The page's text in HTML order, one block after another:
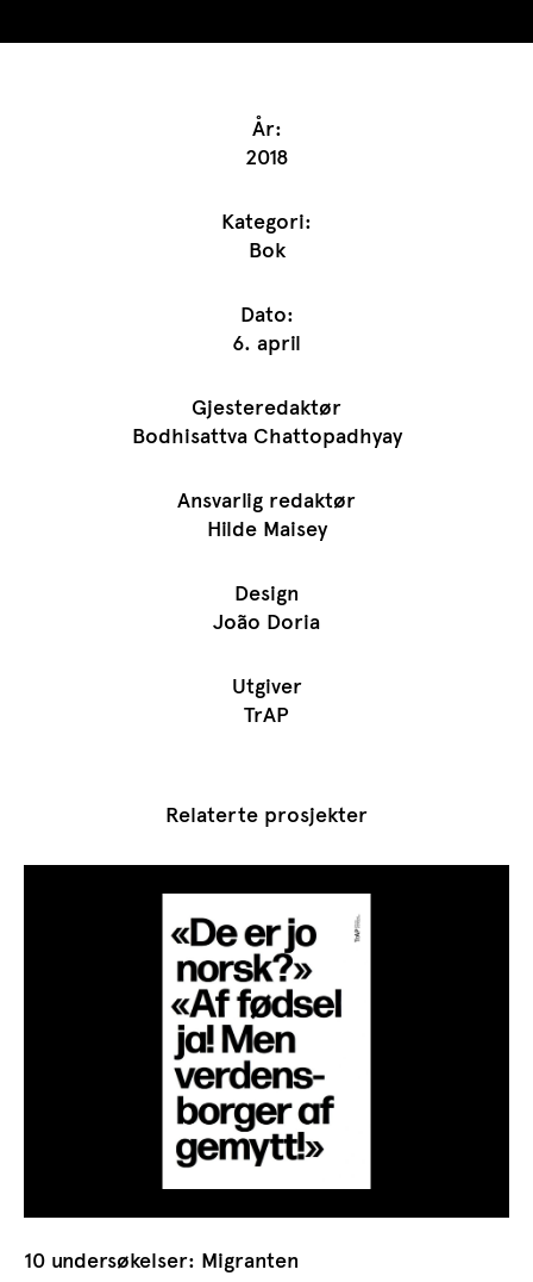
År:
2018
Kategori:
Bok
Dato:
6. april
Gjesteredaktør
Bodhisattva Chattopadhyay
Ansvarlig redaktør
Hilde Maisey
Design
João Doria
Utgiver
TrAP
Relaterte prosjekter
10 undersøkelser: Migranten